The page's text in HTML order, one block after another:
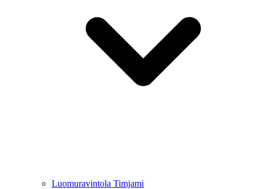
Luomuravintola Timjami